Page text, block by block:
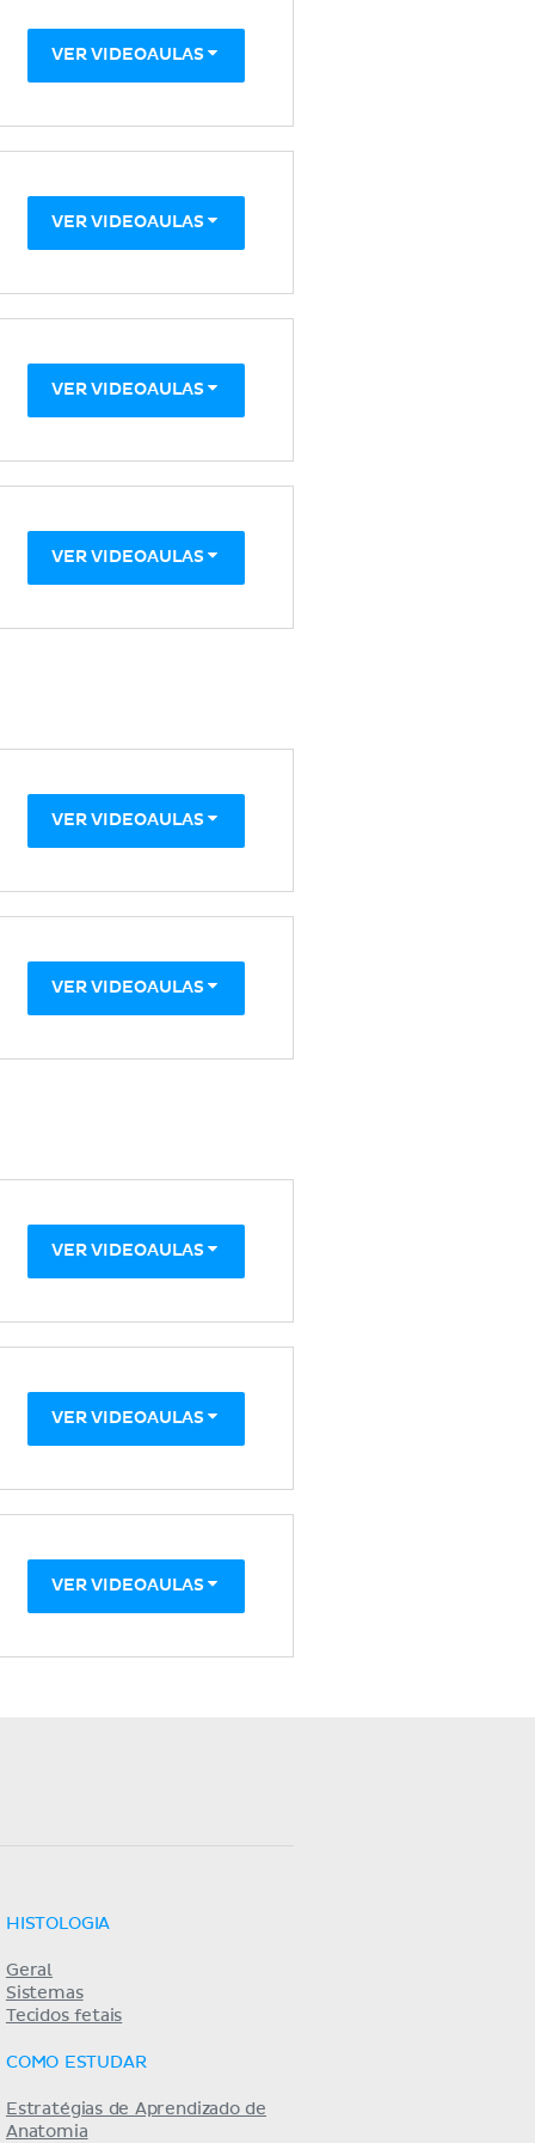
VER VIDEOAULAS
VER VIDEOAULAS
VER VIDEOAULAS
VER VIDEOAULAS
VER VIDEOAULAS
VER VIDEOAULAS
VER VIDEOAULAS
VER VIDEOAULAS
VER VIDEOAULAS
HISTOLOGIA
Geral
Sistemas
Tecidos fetais
COMO ESTUDAR
Estratégias de Aprendizado de
Anatomia